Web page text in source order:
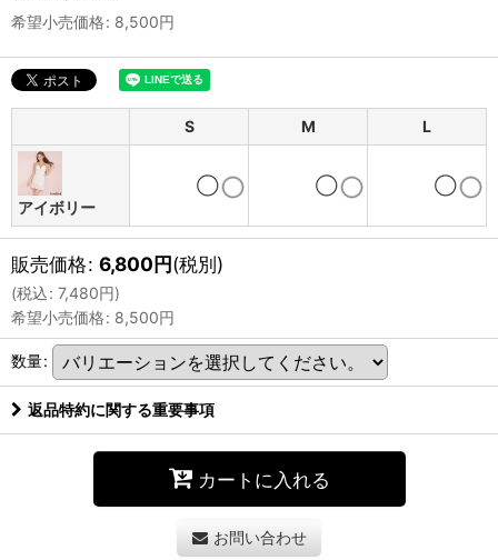
希望小売価格: 8,500円
S M L
アイボリー
◯ ◯ ◯
販売価格: 6,800円(税別)
(税込: 7,480円)
希望小売価格: 8,500円
数量:
返品特約に関する重要事項
カートに入れる
お問い合わせ